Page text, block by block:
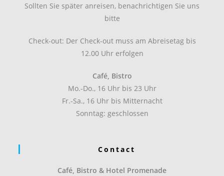
Sollten Sie später anreisen, benachrichtigen Sie uns
bitte
Check-out: Der Check-out muss am Abreisetag bis
12.00 Uhr erfolgen
Café, Bistro
Mo.-Do., 16 Uhr bis 23 Uhr
Fr.-Sa., 16 Uhr bis Mitternacht
Sonntag: geschlossen
Contact
Café, Bistro & Hotel Promenade